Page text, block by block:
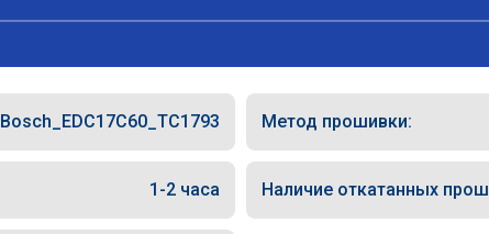
Bosch_EDC17C60_TC1793 Метод прошивки:
1-2 часа Наличие откатанных